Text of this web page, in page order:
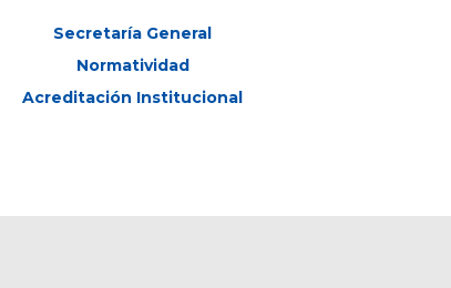
Secretaría General
Normatividad
Acreditación Institucional